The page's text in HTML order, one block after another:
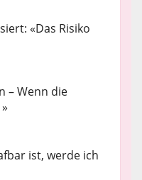
«Das Risiko
– Wenn die
ist, werde ich